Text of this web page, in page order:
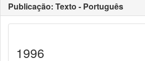
Publicação: Texto - Português
1996